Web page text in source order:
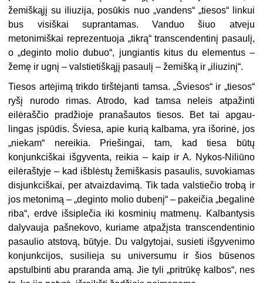
žemiškąjį su iliuzija, posūkis nuo „vandens“ „tiesos“ linkui
bus visiškai suprantamas. Vanduo šiuo atveju
metonimiškai reprezentuoja „tikrą“ transcendentinį pasaulį,
o „deginto molio dubuo“, jungiantis kitus du elementus –
žemę ir ugnį – valstietiškąjį pasaulį – žemišką ir „iliuzinį“.
Tiesos artėjimą trikdo tirštėjanti tamsa. „Šviesos“ ir „tiesos“
ryšį nurodo rimas. At­rodo, kad tamsa neleis atpažinti
eilėraščio pradžioje pranašautos tiesos. Bet tai apgau­
lingas įspūdis. Šviesa, apie kurią kalbama, yra išorinė, jos
„niekam“ nereikia. Priešingai, tam, kad tiesa būtų
konjunkciškai išgyventa, reikia – kaip ir A. Nykos-Niliūno
eilėraštyje – kad išblėstų žemiškasis pasaulis, suvokiamas
disjunkciškai, per atvaizdavimą. Tik tada valstiečio trobą ir
jos metonimą – „deginto molio dubenį“ – pakeičia „begalinė
riba“, erdvė išsiplečia iki kosminių matmenų. Kalbantysis
dalyvauja pašnekovo, kuriame at­pažįsta transcendentinio
pasaulio atstovą, būtyje. Du valgytojai, susieti išgyvenimo
kon­junkcijos, susilieja su universumu ir šios būsenos
apstulbinti abu praranda amą. Jie tyli „pritrūkę kalbos“, nes